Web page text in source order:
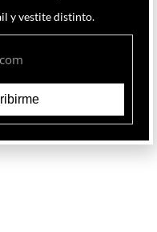
y vestite distinto.